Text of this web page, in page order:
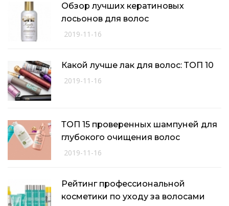
Обзор лучших кератиновых
лосьонов для волос
2019-11-16
Какой лучше лак для волос: ТОП 10
2019-11-16
ТОП 15 проверенных шампуней для
глубокого очищения волос
2019-11-16
Рейтинг профессиональной
косметики по уходу за волосами